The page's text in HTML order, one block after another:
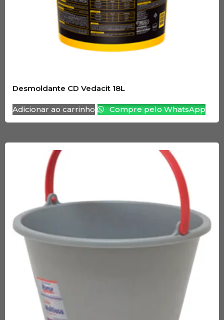
Desmoldante CD Vedacit 18L
Adicionar ao carrinho Compre pelo WhatsApp